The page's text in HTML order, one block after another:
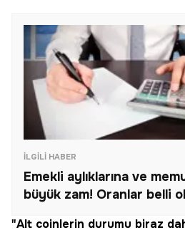
İLGILI HABER
Emekli aylıklarına ve
büyük zam! Oranlar belli
"Alt coinlerin durumu biraz